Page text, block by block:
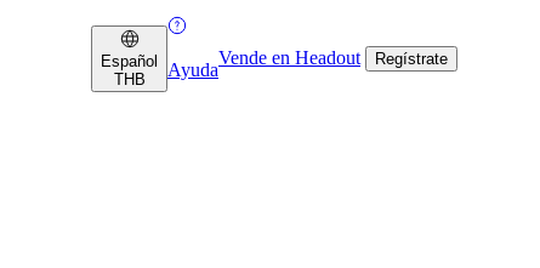
Español
THB
Ayuda
Vende en Headout Regístrate